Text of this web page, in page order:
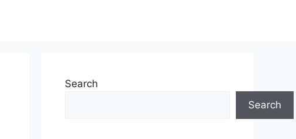
Search
Search